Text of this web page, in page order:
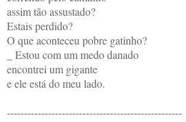
assim tão assustado?
Estais perdido?
O que aconteceu pobre gatinho?
_ Estou com um medo danado
encontrei um gigante
e ele está do meu lado.
---------------------------------------------------